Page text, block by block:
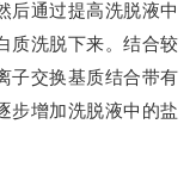
后通过提高洗脱液中
质洗脱下来。结合较
子交换基质结合带有
步增加洗脱液中的盐